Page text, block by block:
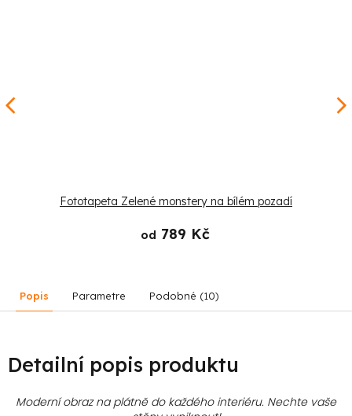
Fototapeta Zelené monstery na bílém pozadí
od 789 Kč
Popis Parametre Podobné (10)
Detailní popis produktu
Moderní obraz na plátně do každého interiéru. Nechte vaše